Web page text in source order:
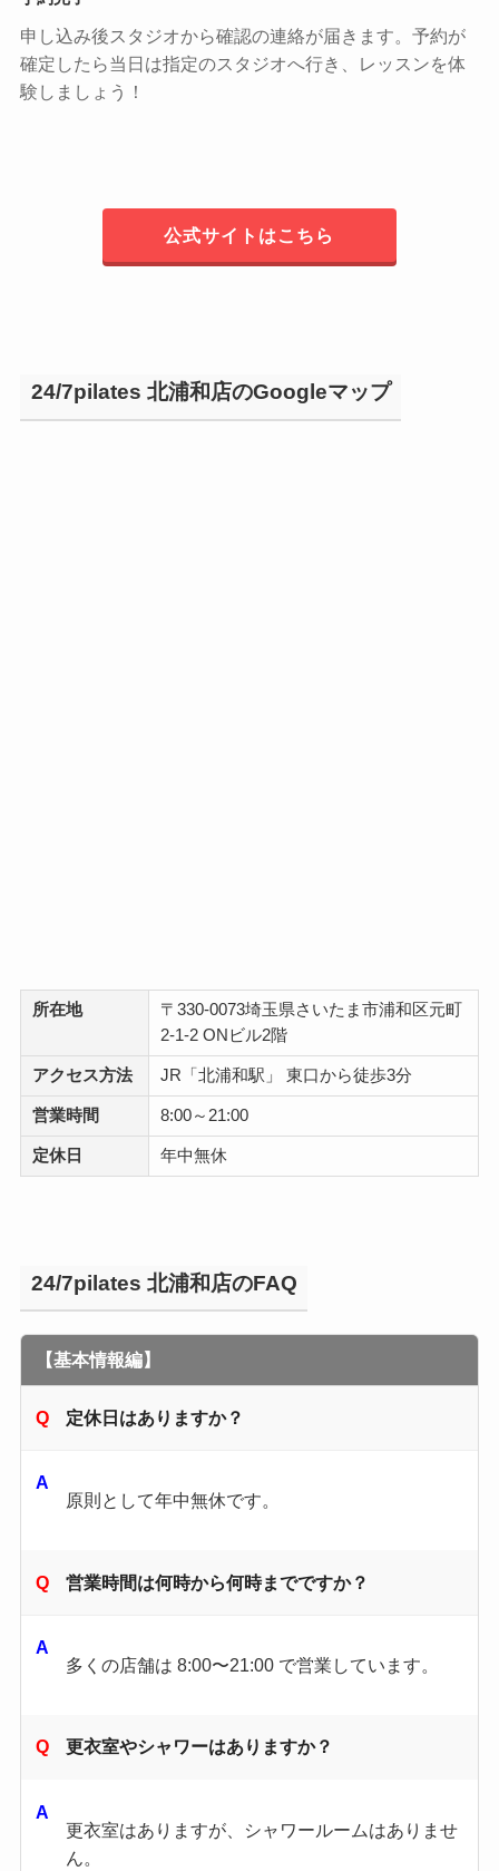
申し込み後スタジオから確認の連絡が届きます。予約が
確定したら当日は指定のスタジオへ行き、レッスンを体
験しましょう！
公式サイトはこちら
24/7pilates 北浦和店のGoogleマップ
所在地
〒330-0073埼玉県さいたま市浦和区元町
2-1-2 ONビル2階
アクセス方法 JR「北浦和駅」 東口から徒歩3分
営業時間 8:00～21:00
定休日 年中無休
24/7pilates 北浦和店のFAQ
【基本情報編】
定休日はありますか？
原則として年中無休です。
営業時間は何時から何時までですか？
多くの店舗は 8:00〜21:00 で営業しています。
更衣室やシャワーはありますか？
更衣室はありますが、シャワールームはありませ
ん。